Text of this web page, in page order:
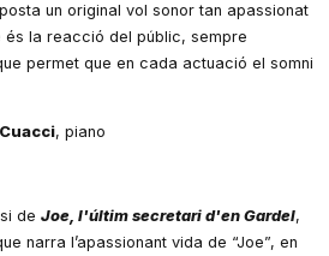
un original vol sonor tan apassionat
és la reacció del públic, sempre
permet que en cada actuació el somni
, piano
de Joe, l'últim secretari d'en Gardel,
narra l’apassionant vida de “Joe”, en